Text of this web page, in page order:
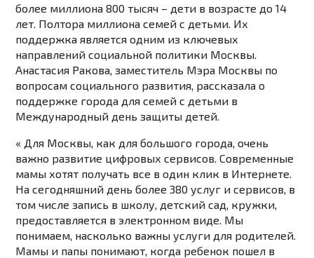
более миллиона 800 тысяч – дети в возрасте до 14
лет. Полтора миллиона семей с детьми. Их
поддержка является одним из ключевых
направлений социальной политики Москвы.
Анастасия Ракова, заместитель Мэра Москвы по
вопросам социального развития, рассказала о
поддержке города для семей с детьми в
Международный день защиты детей.
« Для Москвы, как для большого города, очень
важно развитие цифровых сервисов. Современные
мамы хотят получать все в один клик в Интернете.
На сегодняшний день более 380 услуг и сервисов, в
том числе запись в школу, детский сад, кружки,
предоставляется в электронном виде. Мы
понимаем, насколько важны услуги для родителей.
Мамы и папы понимают, когда ребенок пошел в